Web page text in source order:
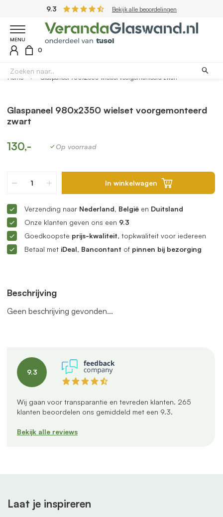
9.3 Bekijk alle beoordelingen
MENU
0
Home Glaspaneel 980x2350 wielset voorgemonteerd zwart
Beschrijving
Geen beschrijving gevonden...
9.3
Wij gaan voor transparantie en tevreden klanten. 265
klanten beoordelen ons gemiddeld met een 9.3.
Bekijk alle reviews
Glaspaneel 980x2350 wielset voorgemonteerd
zwart
130,- Op voorraad
In winkelwagen
Verzending naar Nederland, België en Duitsland
Onze klanten geven ons een 9.3
Goedkoopste prijs-kwaliteit, topkwaliteit voor iedereen
Betaal met iDeal, Bancontant of pinnen bij bezorging
Laat je inspireren